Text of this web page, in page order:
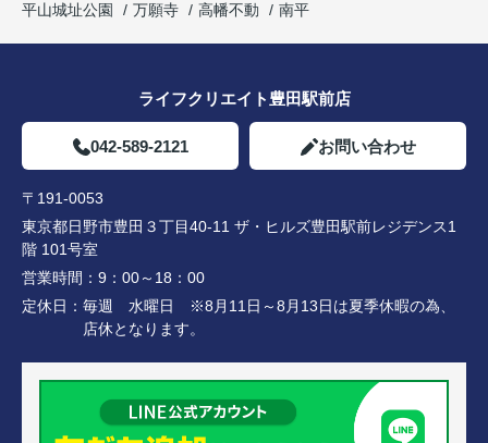
平山城址公園
万願寺 高幡不動 南平
ライフクリエイト豊田駅前店
042-589-2121 お問い合わせ
〒191-0053
東京都日野市豊田３丁目40-11 ザ・ヒルズ豊田駅前レジデンス1
階 101号室
営業時間： 9：00～18：00
定休日： 毎週 水曜日 ※8月11日～8月13日は夏季休暇の為、
店休となります。